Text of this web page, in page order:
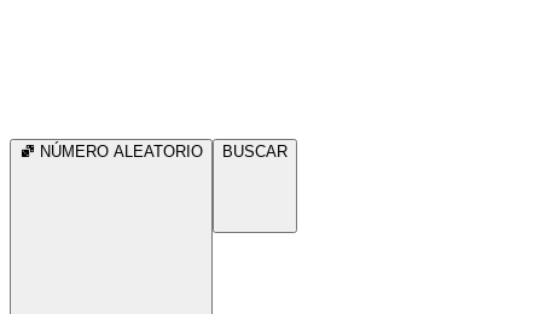
NÚMERO ALEATORIO BUSCAR